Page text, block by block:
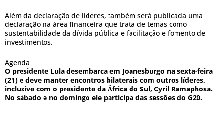
Além da declaração de líderes, também será publicada uma
declaração na área financeira que trata de temas como
sustentabilidade da dívida pública e facilitação e fomento de
investimentos.
Agenda
O presidente Lula desembarca em Joanesburgo na sexta-feira
(21) e deve manter encontros bilaterais com outros líderes,
inclusive com o presidente da África do Sul, Cyril Ramaphosa.
No sábado e no domingo ele participa das sessões do G20.